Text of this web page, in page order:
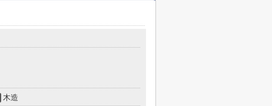
木造